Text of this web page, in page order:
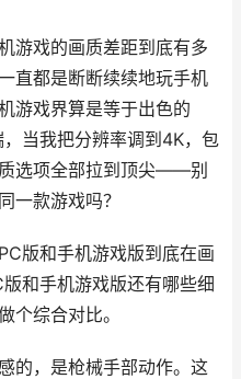
戏的画质差距到底有多
直都是断断续续地玩手机
游戏界算是等于出色的
当我把分辨率调到4K，包
选项全部拉到顶尖——别
一款游戏吗？
版和手机游戏版到底在画
和手机游戏版还有哪些细
个综合对比。
的，是枪械手部动作。这